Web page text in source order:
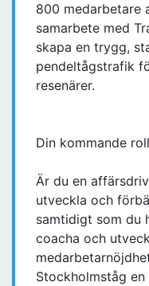
800 medarbetare
samarbete med
skapa en trygg,
pendeltågstrafik
resenärer.
Din kommande roll
Är du en
utveckla och
samtidigt som du
coacha och
Stockholmståg